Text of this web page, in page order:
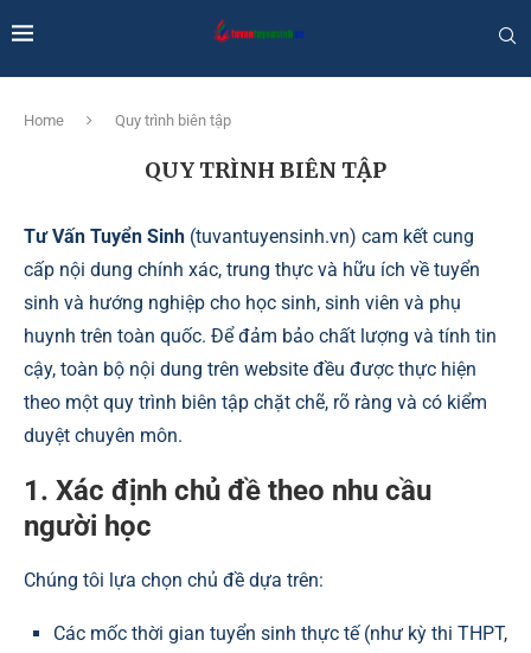
Home Quy trình biên tập
QUY TRÌNH BIÊN TẬP
Tư Vấn Tuyển Sinh (tuvantuyensinh.vn) cam kết cung
cấp nội dung chính xác, trung thực và hữu ích về tuyển
sinh và hướng nghiệp cho học sinh, sinh viên và phụ
huynh trên toàn quốc. Để đảm bảo chất lượng và tính tin
cậy, toàn bộ nội dung trên website đều được thực hiện
theo một quy trình biên tập chặt chẽ, rõ ràng và có kiểm
duyệt chuyên môn.
1. Xác định chủ đề theo nhu cầu
người học
Chúng tôi lựa chọn chủ đề dựa trên:
Các mốc thời gian tuyển sinh thực tế (như kỳ thi THPT,